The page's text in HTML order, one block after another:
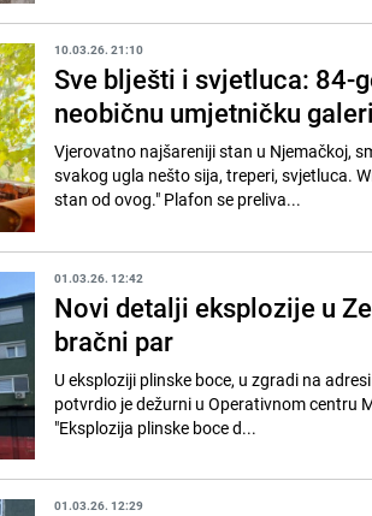
10.03.26. 21:10
Sve blješti i svjetluca: 84-
neobičnu umjetničku
Vjerovatno najšareniji stan u Njemačkoj,
svakog ugla nešto sija, treperi, svjetluca.
stan od ovog." Plafon se preliva...
01.03.26. 12:42
Novi detalji eksplozije u
bračni par
U eksploziji plinske boce, u zgradi na
potvrdio je dežurni u Operativnom centru
"Eksplozija plinske boce d...
01.03.26. 12:29